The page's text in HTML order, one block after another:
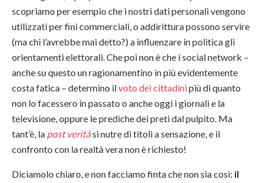
scopriamo per esempio che i nostri dati personali vengono
utilizzati per fini commerciali, o addirittura possono servire
(ma chi l’avrebbe mai detto?) a influenzare in politica gli
orientamenti elettorali. Che poi non è che i social network –
anche su questo un ragionamentino in più evidentemente
costa fatica – determino ilvoto dei cittadinipiù di quanto
non lo facessero in passato o anche oggi i giornali e la
televisione, oppure le prediche dei preti dal pulpito. Ma
tant’è, la post veritàsi nutre di titoli a sensazione, e il
confronto con la realtà vera non è richiesto!
Diciamolo chiaro, e non facciamo finta che non sia così: il